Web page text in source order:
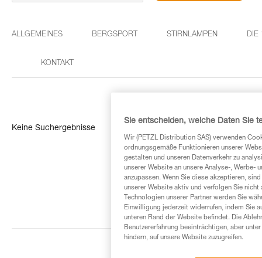
ALLGEMEINES BERGSPORT STIRNLAMPEN DIE
KONTAKT
Keine Suchergebnisse
Sie entscheiden, welche Daten Sie
Wir (PETZL Distribution SAS) verwenden
ordnungsgemäße Funktionieren unserer
gestalten und unseren Datenverkehr zu
unserer Website an unsere Analyse-, Werbe-
anzupassen. Wenn Sie diese akzeptieren,
unserer Website aktiv und verfolgen Sie
Technologien unserer Partner werden Sie
Einwilligung jederzeit widerrufen, indem Sie
unteren Rand der Website befindet. Die
Benutzererfahrung beeinträchtigen, aber
hindern, auf unsere Website zuzugreifen.